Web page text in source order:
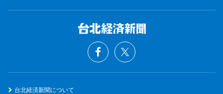
台北経済新聞について